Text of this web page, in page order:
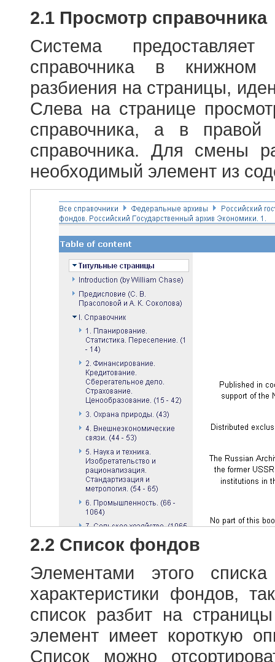
2.1 Просмотр справочника
Система
справочника в
разбиения на страницы,
Слева на странице
справочника, а в правой
справочника. Для смены
необходимый элемент из
2.2 Список фондов
Элементами этого
характеристики фондов,
список разбит на
элемент имеет короткую
Список можно